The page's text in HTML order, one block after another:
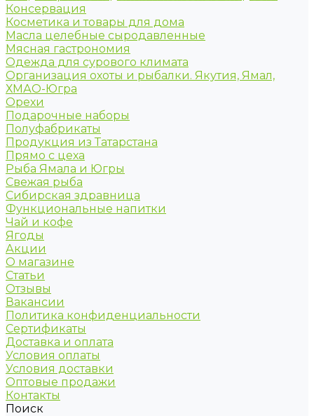
Консервация
Косметика и товары для дома
Масла целебные сыродавленные
Мясная гастрономия
Одежда для сурового климата
Организация охоты и рыбалки. Якутия, Ямал,
ХМАО-Югра
Орехи
Подарочные наборы
Полуфабрикаты
Продукция из Татарстана
Прямо с цеха
Рыба Ямала и Югры
Свежая рыба
Сибирская здравница
Функциональные напитки
Чай и кофе
Ягоды
Акции
О магазине
Статьи
Отзывы
Вакансии
Политика конфиденциальности
Сертификаты
Доставка и оплата
Условия оплаты
Условия доставки
Оптовые продажи
Контакты
Поиск